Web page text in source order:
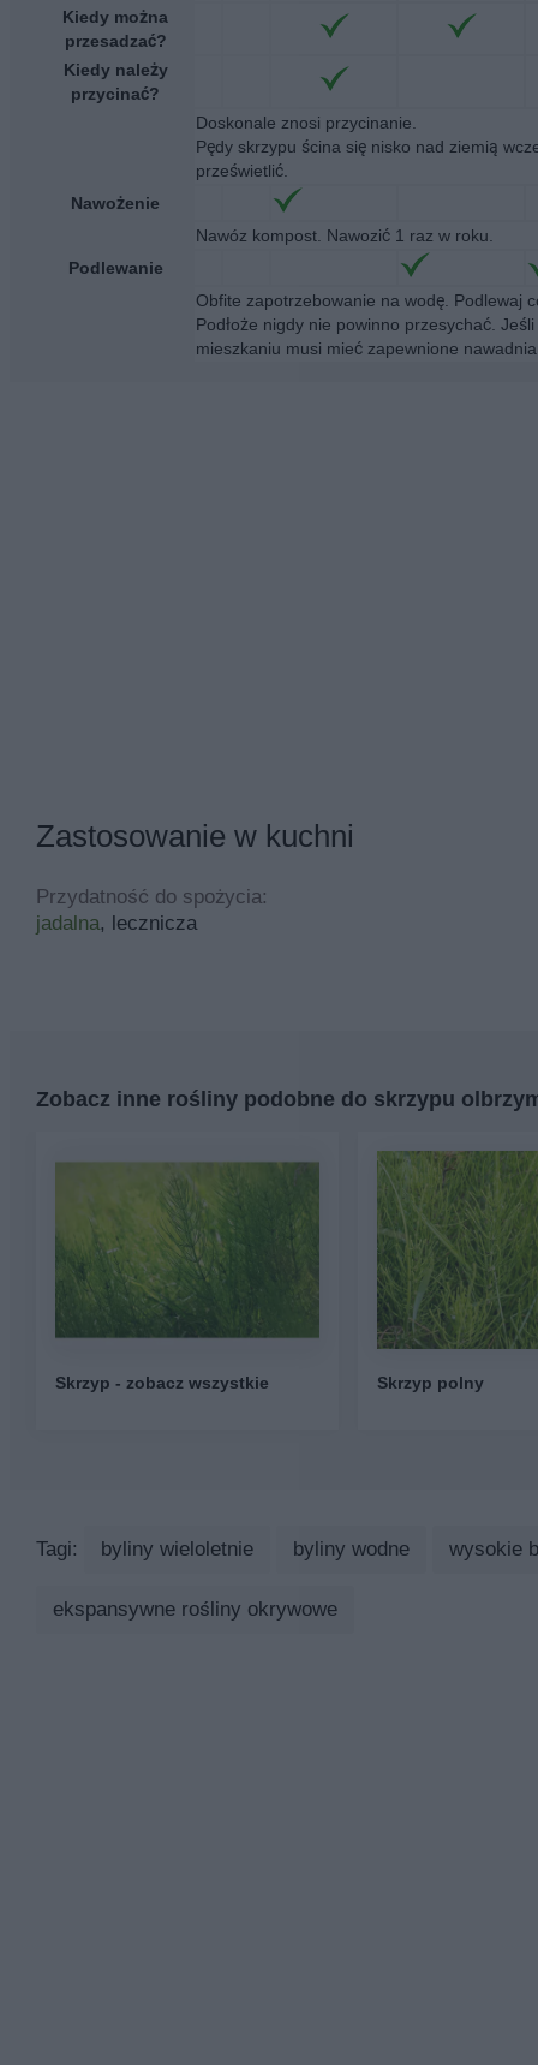
Kiedy można
przesadzać?
Kiedy należy
przycinać?
Doskonale znosi przycinanie.
Pędy skrzypu ścina się nisko nad ziemią
prześwietlić.
Nawożenie
Nawóz kompost. Nawozić 1 raz w roku.
Podlewanie
Obfite zapotrzebowanie na wodę. Podlewaj
Podłoże nigdy nie powinno przesychać.
mieszkaniu musi mieć zapewnione
Zastosowanie w kuchni
Przydatność do spożycia:
jadalna, lecznicza
Zobacz inne rośliny podobne do skrzypu
Skrzyp - zobacz wszystkie Skrzyp polny
Tagi: byliny wieloletnie byliny wodne wysokie
ekspansywne rośliny okrywowe